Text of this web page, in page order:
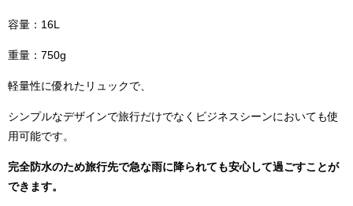
容量：16L
重量：750g
軽量性に優れたリュックで、
シンプルなデザインで旅行だけでなくビジネスシーンにおいても使
用可能です。
完全防水のため旅行先で急な雨に降られても安心して過ごすことが
できます。